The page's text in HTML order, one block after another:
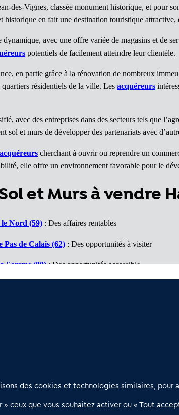
des-Vignes, classée monument historique, et pour
en fait une destination touristique attractive,
avec une offre variée de magasins et de
potentiels de facilement atteindre leur clientèle.
en partie grâce à la rénovation de nombreux
résidentiels de la ville. Les acquéreurs
avec des entreprises dans des secteurs tels que
sol et murs de développer des partenariats avec
acquéreurs cherchant à ouvrir ou reprendre un
elle offre un environnement favorable pour le
et Murs à vendre
Nord (59) : Des affaires rentables
Pas de Calais (62) : Des opportunités à visiter
Somme (80): Des opportunités accessible
02 54 56 03 17
Contactez-nous
des cookies et technologies similaires,
» ceux que vous souhaitez activer ou « Tout